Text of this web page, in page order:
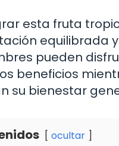
esta fruta
equilibrada
pueden
beneficios
su bienestar
ocultar